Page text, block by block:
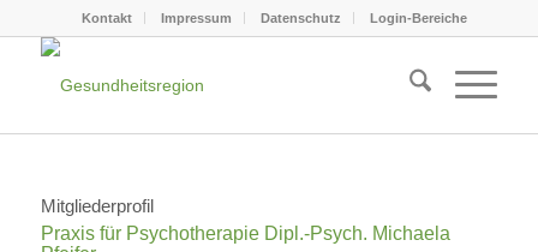
Kontakt Impressum Datenschutz Login-Bereiche
Mitgliederprofil
Praxis für Psychotherapie Dipl.-Psych. Michaela